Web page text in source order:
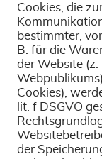
Cookies, die
bestimmter,
B. für die
der Website (z.
Cookies),
lit. f DSGVO
der